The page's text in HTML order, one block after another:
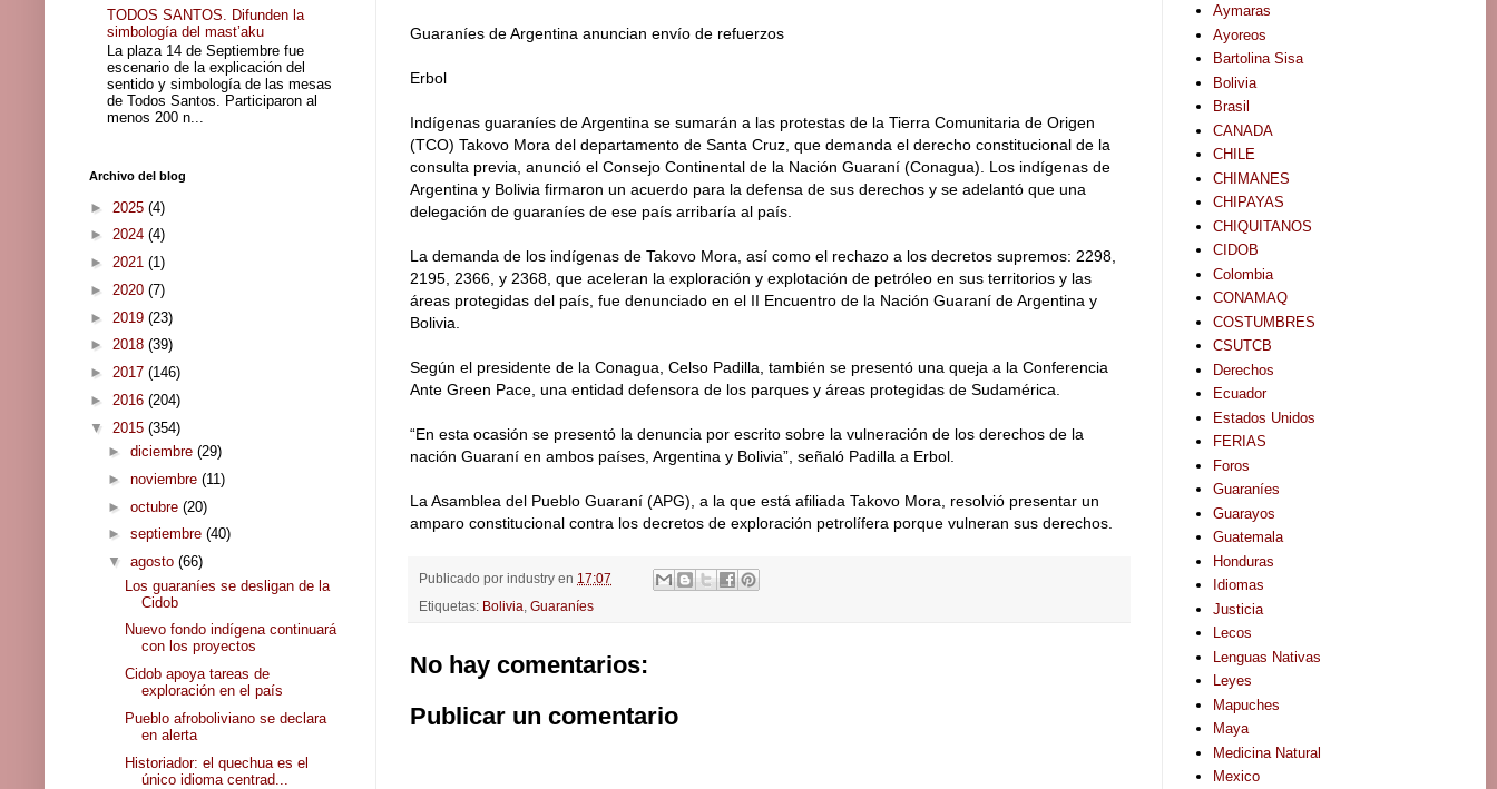
Guaraníes de Argentina anuncian envío de refuerzos
Erbol
Indígenas guaraníes de Argentina se sumarán a las protestas de la Tierra Comunitaria de Origen
(TCO) Takovo Mora del departamento de Santa Cruz, que demanda el derecho constitucional de la
consulta previa, anunció el Consejo Continental de la Nación Guaraní (Conagua). Los indígenas de
Argentina y Bolivia firmaron un acuerdo para la defensa de sus derechos y se adelantó que una
delegación de guaraníes de ese país arribaría al país.
La demanda de los indígenas de Takovo Mora, así como el rechazo a los decretos supremos: 2298,
2195, 2366, y 2368, que aceleran la exploración y explotación de petróleo en sus territorios y las
áreas protegidas del país, fue denunciado en el II Encuentro de la Nación Guaraní de Argentina y
Bolivia.
Según el presidente de la Conagua, Celso Padilla, también se presentó una queja a la Conferencia
Ante Green Pace, una entidad defensora de los parques y áreas protegidas de Sudamérica.
“En esta ocasión se presentó la denuncia por escrito sobre la vulneración de los derechos de la
nación Guaraní en ambos países, Argentina y Bolivia”, señaló Padilla a Erbol.
La Asamblea del Pueblo Guaraní (APG), a la que está afiliada Takovo Mora, resolvió presentar un
amparo constitucional contra los decretos de exploración petrolífera porque vulneran sus derechos.
Publicado por industry en 17:07
Etiquetas: Bolivia Guaraníes
No hay comentarios:
Publicar un comentario
TODOS SANTOS. Difunden la
simbología del mast’aku
La plaza 14 de Septiembre fue
escenario de la explicación del
sentido y simbología de las mesas
de Todos Santos. Participaron al
menos 200 n...
Archivo del blog
► 2025 (4)
► 2024 (4)
► 2021 (1)
► 2020 (7)
► 2019 (23)
► 2018 (39)
► 2017 (146)
► 2016 (204)
▼ 2015 (354)
► diciembre (29)
► noviembre (11)
► octubre (20)
► septiembre (40)
▼ agosto (66)
Los guaraníes se desligan de la
Cidob
Nuevo fondo indígena continuará
con los proyectos
Cidob apoya tareas de
exploración en el país
Pueblo afroboliviano se declara
en alerta
Historiador: el quechua es el
único idioma centrad...
Aymaras
Ayoreos
Bartolina Sisa
Bolivia
Brasil
CANADA
CHILE
CHIMANES
CHIPAYAS
CHIQUITANOS
CIDOB
Colombia
CONAMAQ
COSTUMBRES
CSUTCB
Derechos
Ecuador
Estados Unidos
FERIAS
Foros
Guaraníes
Guarayos
Guatemala
Honduras
Idiomas
Justicia
Lecos
Lenguas Nativas
Leyes
Mapuches
Maya
Medicina Natural
Mexico